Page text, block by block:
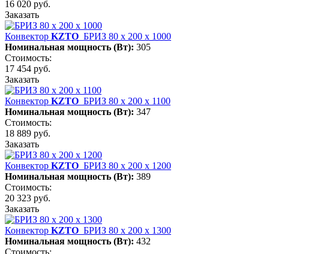
16 020 руб.
Заказать
Конвектор KZTO БРИЗ 80 х 200 х 1000
Номинальная мощность (Вт): 305
Стоимость:
17 454 руб.
Заказать
Конвектор KZTO БРИЗ 80 х 200 х 1100
Номинальная мощность (Вт): 347
Стоимость:
18 889 руб.
Заказать
Конвектор KZTO БРИЗ 80 х 200 х 1200
Номинальная мощность (Вт): 389
Стоимость:
20 323 руб.
Заказать
Конвектор KZTO БРИЗ 80 х 200 х 1300
Номинальная мощность (Вт): 432
Стоимость: